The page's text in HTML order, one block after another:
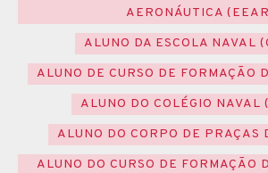
AERONÁUTICA
ALUNO DA ESCOLA NAVAL
ALUNO DE CURSO DE FORMAÇÃO
ALUNO DO COLÉGIO NAVAL
ALUNO DO CORPO DE PRAÇAS
ALUNO DO CURSO DE FORMAÇÃO